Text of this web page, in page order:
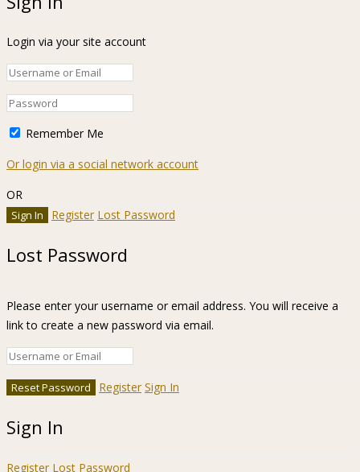
Login via your site account
Remember Me
Or login via a social network account
OR
Register Lost Password
Lost Password
Please enter your username or email address. You will receive a
link to create a new password via email.
Register Sign In
Sign In
Register Lost Password